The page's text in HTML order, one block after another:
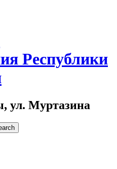
Республики
ул. Муртазина